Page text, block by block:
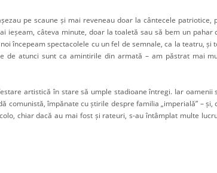
pe scaune și mai reveneau doar la cântecele patriotice,
ieșeam, câteva minute, doar la toaletă sau să bem un pahar
începeam spectacolele cu un fel de semnale, ca la teatru, și
de atunci sunt ca amintirile din armată – am păstrat mai
artistică în stare să umple stadioane întregi. Iar oamenii
comunistă, împănate cu știrile despre familia „imperială” – și,
chiar dacă au mai fost și rateuri, s-au întâmplat multe